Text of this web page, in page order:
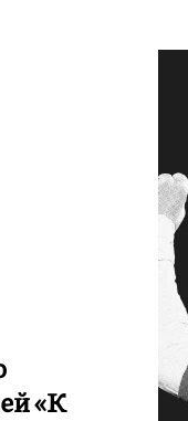
«К